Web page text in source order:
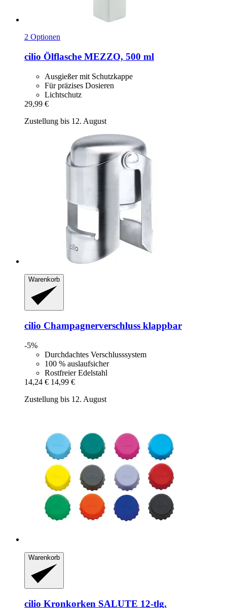
2 Optionen
cilio Ölflasche MEZZO, 500 ml
Ausgießer mit Schutzkappe
Für präzises Dosieren
Lichtschutz
29,99 €
Zustellung bis 12. August
Warenkorb
cilio Champagnerverschluss klappbar
-5%
Durchdachtes Verschlusssystem
100 % auslaufsicher
Rostfreier Edelstahl
14,24 € 14,99 €
Zustellung bis 12. August
Warenkorb
cilio Kronkorken SALUTE 12-​tlg.